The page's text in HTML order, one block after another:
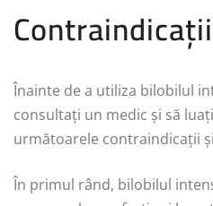
Înainte de a utiliza bilobilul
consultați un medic și să
următoarele contraindicații
În primul rând, bilobilul